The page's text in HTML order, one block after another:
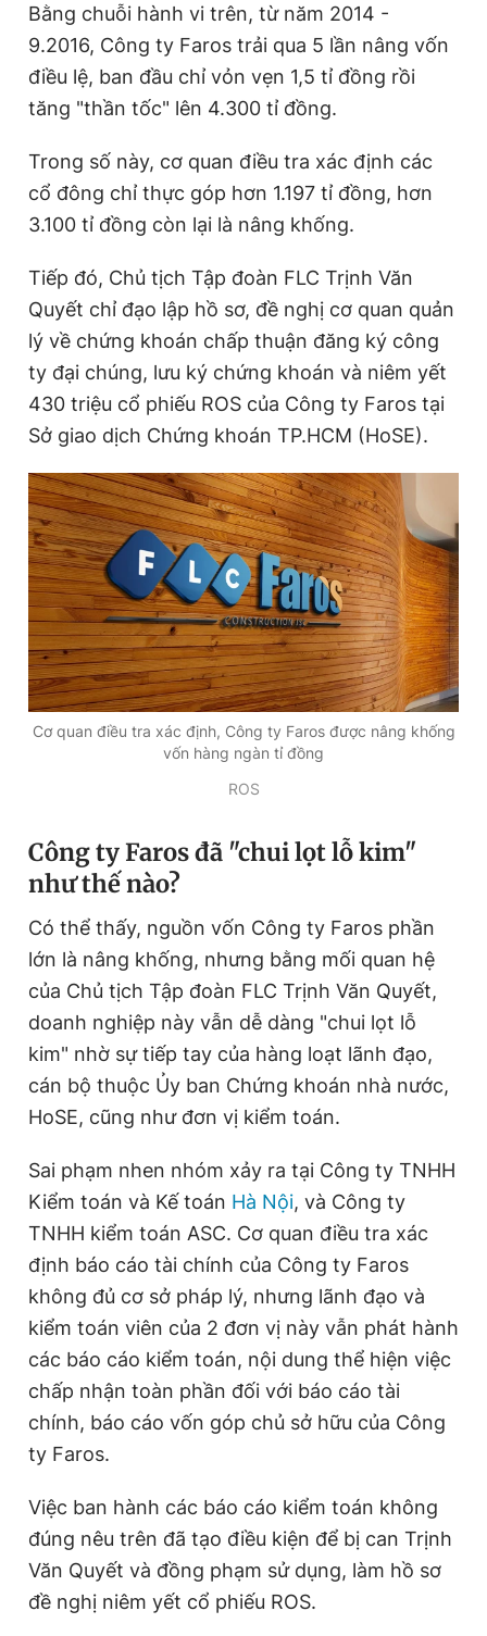
Bằng chuỗi hành vi trên, từ năm 2014 -
9.2016, Công ty Faros trải qua 5 lần nâng vốn
điều lệ, ban đầu chỉ vỏn vẹn 1,5 tỉ đồng rồi
tăng "thần tốc" lên 4.300 tỉ đồng.
Trong số này, cơ quan điều tra xác định các
cổ đông chỉ thực góp hơn 1.197 tỉ đồng, hơn
3.100 tỉ đồng còn lại là nâng khống.
Tiếp đó, Chủ tịch Tập đoàn FLC Trịnh Văn
Quyết chỉ đạo lập hồ sơ, đề nghị cơ quan quản
lý về chứng khoán chấp thuận đăng ký công
ty đại chúng, lưu ký chứng khoán và niêm yết
430 triệu cổ phiếu ROS của Công ty Faros tại
Sở giao dịch Chứng khoán TP.HCM (HoSE).
Cơ quan điều tra xác định, Công ty Faros được nâng khống
vốn hàng ngàn tỉ đồng
ROS
Công ty Faros đã "chui lọt lỗ kim"
như thế nào?
Có thể thấy, nguồn vốn Công ty Faros phần
lớn là nâng khống, nhưng bằng mối quan hệ
của Chủ tịch Tập đoàn FLC Trịnh Văn Quyết,
doanh nghiệp này vẫn dễ dàng "chui lọt lỗ
kim" nhờ sự tiếp tay của hàng loạt lãnh đạo,
cán bộ thuộc Ủy ban Chứng khoán nhà nước,
HoSE, cũng như đơn vị kiểm toán.
Sai phạm nhen nhóm xảy ra tại Công ty TNHH
Kiểm toán và Kế toán Hà Nội, và Công ty
TNHH kiểm toán ASC. Cơ quan điều tra xác
định báo cáo tài chính của Công ty Faros
không đủ cơ sở pháp lý, nhưng lãnh đạo và
kiểm toán viên của 2 đơn vị này vẫn phát hành
các báo cáo kiểm toán, nội dung thể hiện việc
chấp nhận toàn phần đối với báo cáo tài
chính, báo cáo vốn góp chủ sở hữu của Công
ty Faros.
Việc ban hành các báo cáo kiểm toán không
đúng nêu trên đã tạo điều kiện để bị can Trịnh
Văn Quyết và đồng phạm sử dụng, làm hồ sơ
đề nghị niêm yết cổ phiếu ROS.